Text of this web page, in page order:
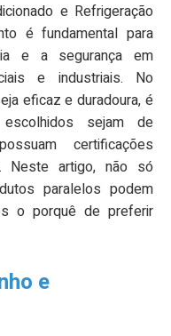
e Refrigeração
é fundamental para
e a segurança em
e industriais. No
eficaz e duradoura, é
sejam de
certificações
Neste artigo, não só
paralelos podem
o porquê de preferir
e